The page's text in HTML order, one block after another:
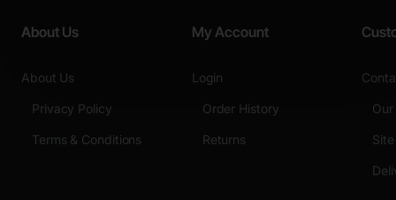
About Us
About Us
Privacy Policy
Terms & Conditions
My Account
Login
Order History
Returns